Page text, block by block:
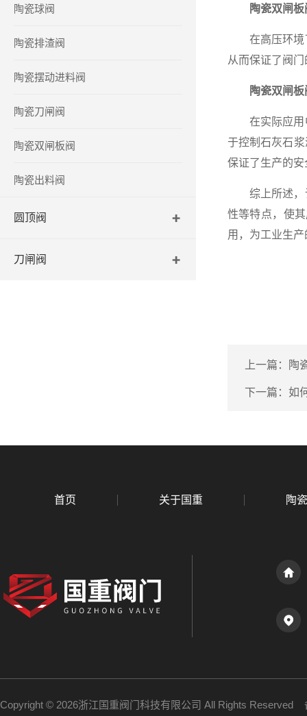
陶瓷球阀
陶瓷排渣阀
陶瓷摆动进料阀
陶瓷刀闸阀
陶瓷双闸板阀
陶瓷出料阀
圆顶阀
刀闸阀
陶瓷双闸
在高压环境下
从而保证了阀
陶瓷双闸
在实际应用中
于控制石灰石
保证了生产的
综上所述，该
性等特点，使
用，为工业生
上一篇： 陶
下一篇： 如
首页 关于国重 陶
Copyright © 2026浙江国重阀门科技有限公司 All Rights Reserved